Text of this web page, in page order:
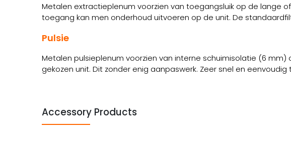
Metalen extractieplenum voorzien van toegangsluik op de lange
toegang kan men onderhoud uitvoeren op de unit. De
Pulsie
Metalen pulsieplenum voorzien van interne schuimisolatie (6
gekozen unit. Dit zonder enig aanpaswerk. Zeer snel en
Accessory Products